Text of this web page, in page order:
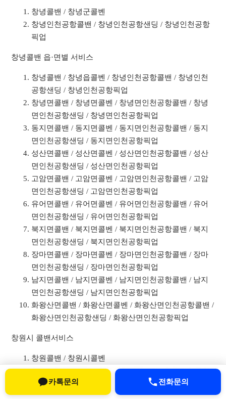
창녕콜밴 / 창녕군콜벤
창녕인천공항콜밴 / 창녕인천공항샌딩 / 창녕인천공항
픽업
창녕콜밴 읍·면별 서비스
창녕콜밴 / 창녕읍콜벤 / 창녕인천공항콜밴 / 창녕인천
공항샌딩 / 창녕인천공항픽업
창녕면콜밴 / 창녕면콜벤 / 창녕면인천공항콜밴 / 창녕
면인천공항샌딩 / 창녕면인천공항픽업
동지면콜밴 / 동지면콜벤 / 동지면인천공항콜밴 / 동지
면인천공항샌딩 / 동지면인천공항픽업
성산면콜밴 / 성산면콜벤 / 성산면인천공항콜밴 / 성산
면인천공항샌딩 / 성산면인천공항픽업
고암면콜밴 / 고암면콜벤 / 고암면인천공항콜밴 / 고암
면인천공항샌딩 / 고암면인천공항픽업
유어면콜밴 / 유어면콜벤 / 유어면인천공항콜밴 / 유어
면인천공항샌딩 / 유어면인천공항픽업
북지면콜밴 / 북지면콜벤 / 북지면인천공항콜밴 / 북지
면인천공항샌딩 / 북지면인천공항픽업
장마면콜밴 / 장마면콜벤 / 장마면인천공항콜밴 / 장마
면인천공항샌딩 / 장마면인천공항픽업
남지면콜밴 / 남지면콜벤 / 남지면인천공항콜밴 / 남지
면인천공항샌딩 / 남지면인천공항픽업
화왕산면콜밴 / 화왕산면콜벤 / 화왕산면인천공항콜밴 /
화왕산면인천공항샌딩 / 화왕산면인천공항픽업
창원시 콜밴서비스
창원콜밴 / 창원시콜벤
창원인천공항콜밴 / 창원인천공항샌딩 / 창원인천공항
픽업 카톡문의 전화문의